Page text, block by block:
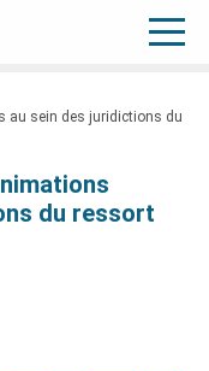
au sein des juridictions du
du ressort